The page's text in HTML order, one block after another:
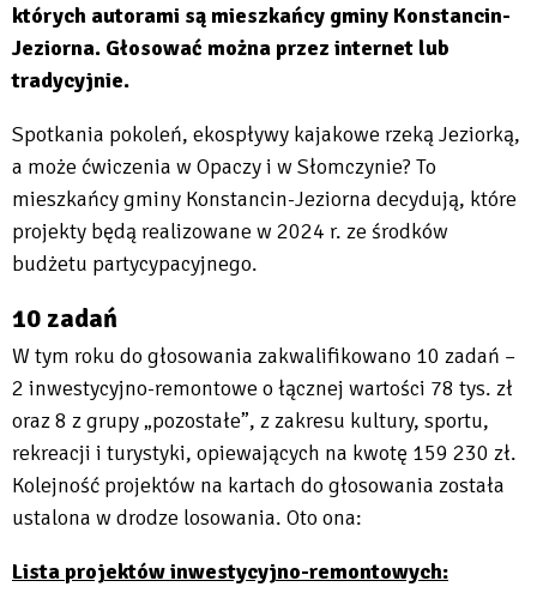
których autorami są mieszkańcy gminy Konstancin-
Jeziorna. Głosować można przez internet lub
tradycyjnie.
Spotkania pokoleń, ekospływy kajakowe rzeką Jeziorką,
a może ćwiczenia w Opaczy i w Słomczynie? To
mieszkańcy gminy Konstancin-Jeziorna decydują, które
projekty będą realizowane w 2024 r. ze środków
budżetu partycypacyjnego.
10 zadań
W tym roku do głosowania zakwalifikowano 10 zadań –
2 inwestycyjno-remontowe o łącznej wartości 78 tys. zł
oraz 8 z grupy „pozostałe”, z zakresu kultury, sportu,
rekreacji i turystyki, opiewających na kwotę 159 230 zł.
Kolejność projektów na kartach do głosowania została
ustalona w drodze losowania. Oto ona:
Lista projektów inwestycyjno-remontowych: